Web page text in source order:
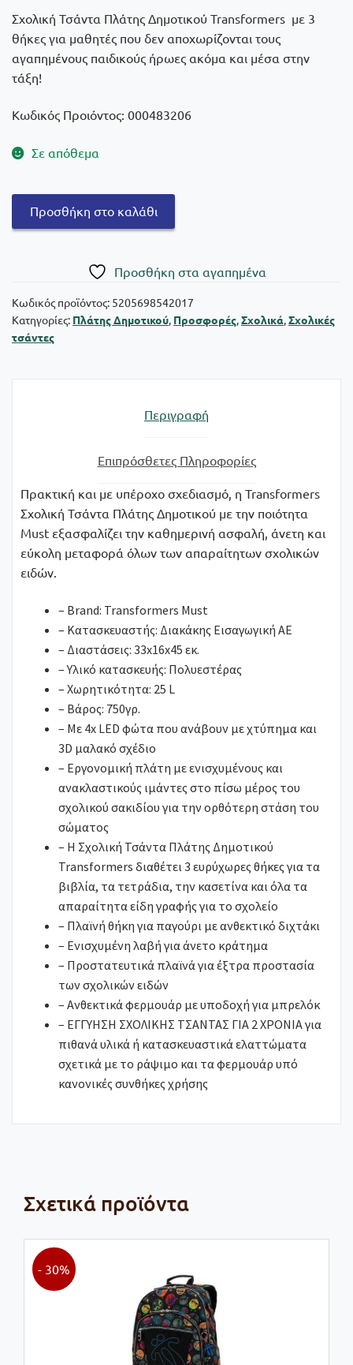
was:
€42,99.
τιμή
είναι:
€34,39.
Σχολική Τσάντα Πλάτης Δημοτικού Transformers με 3
θήκες για μαθητές που δεν αποχωρίζονται τους
αγαπημένους παιδικούς ήρωες ακόμα και μέσα στην
τάξη!
Κωδικός Προιόντος: 000483206
Σε απόθεμα
Σχολική
Transformers
ποσότητα
Προσθήκη στο καλάθι
Πρoσθήκη στα αγαπημένα
Κωδικός προϊόντος: 5205698542017
Κατηγορίες: Πλάτης Δημοτικού, Προσφορές,Σχολικά,Σχολικές
τσάντες
Περιγραφή
Επιπρόσθετες Πληροφορίες
Πρακτική και με υπέροχο σχεδιασμό, η Transformers
Σχολική Τσάντα Πλάτης Δημοτικού με την ποιότητα
Must εξασφαλίζει την καθημερινή ασφαλή, άνετη και
εύκολη μεταφορά όλων των απαραίτητων σχολικών
ειδών.
– Brand: Transformers Must
– Κατασκευαστής: Διακάκης Εισαγωγική ΑΕ
– Διαστάσεις: 33x16x45 εκ.
– Υλικό κατασκευής: Πολυεστέρας
– Χωρητικότητα: 25 L
– Βάρος: 750γρ.
– Με 4x LED φώτα που ανάβουν με χτύπημα και
3D μαλακό σχέδιο
– Εργονομική πλάτη με ενισχυμένους και
ανακλαστικούς ιμάντες στο πίσω μέρος του
σχολικού σακιδίου για την ορθότερη στάση του
σώματος
– Η Σχολική Τσάντα Πλάτης Δημοτικού
Transformers διαθέτει 3 ευρύχωρες θήκες για τα
βιβλία, τα τετράδια, την κασετίνα και όλα τα
απαραίτητα είδη γραφής για το σχολείο
– Πλαϊνή θήκη για παγούρι με ανθεκτικό διχτάκι
– Ενισχυμένη λαβή για άνετο κράτημα
– Προστατευτικά πλαϊνά για έξτρα προστασία
των σχολικών ειδών
– Ανθεκτικά φερμουάρ με υποδοχή για μπρελόκ
– ΕΓΓΥΗΣΗ ΣΧΟΛΙΚΗΣ ΤΣΑΝΤΑΣ ΓΙΑ 2 ΧΡΟΝΙΑ για
πιθανά υλικά ή κατασκευαστικά ελαττώματα
σχετικά με το ράψιμο και τα φερμουάρ υπό
κανονικές συνθήκες χρήσης
Σχετικά προϊόντα
- 30%